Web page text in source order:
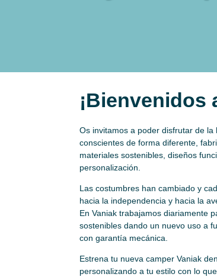
¡Bienvenidos
Os invitamos a poder disfrutar de
conscientes de forma diferente,
materiales sostenibles, diseños
personalización.
Las costumbres han cambiado y
hacia la independencia y hacia la
En Vaniak trabajamos diariamente
sostenibles dando un nuevo uso a
con garantía mecánica.
Estrena tu nueva camper Vaniak
personalizando a tu estilo con lo